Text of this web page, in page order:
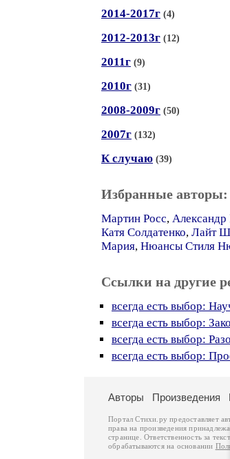
2014-2017г (4)
2012-2013г (12)
2011г (9)
2010г (31)
2008-2009г (50)
2007г (132)
К случаю (39)
Избранные авторы:
Мартин Росс, Александр
Катя Солдатенко, Лайт
Мария, Нюансы Стиля
Ссылки на другие
всегда есть выбор:
всегда есть выбор:
всегда есть выбор:
всегда есть выбор:
Авторы Произведения
Портал Стихи.ру предоставляет
права на произведения
странице. Ответственность за
обрабатываются на основании